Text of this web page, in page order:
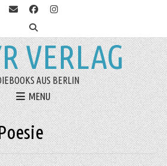
VERLAG
AUS BERLIN
MENU